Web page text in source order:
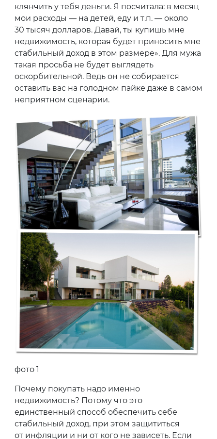
клянчить у тебя деньги. Я посчитала: в месяц
мои расходы — на детей, еду и т.п. — около
30 тысяч долларов. Давай, ты купишь мне
недвижимость, которая будет приносить мне
стабильный доход в этом размере». Для мужа
такая просьба не будет выглядеть
оскорбительной. Ведь он не собирается
оставить вас на голодном пайке даже в самом
неприятном сценарии.
фото 1
Почему покупать надо именно
недвижимость? Потому что это
единственный способ обеспечить себе
стабильный доход, при этом защититься
от инфляции и ни от кого не зависеть. Если